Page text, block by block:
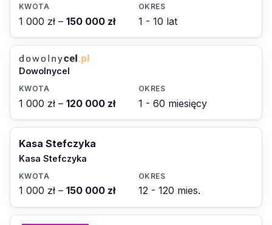
1 000 zł – 150 000 zł 1 - 10 lat
Dowolnycel
1 000 zł – 120 000 zł 1 - 60 miesięcy
Kasa Stefczyka
Kasa Stefczyka
1 000 zł – 150 000 zł 12 - 120 mies.